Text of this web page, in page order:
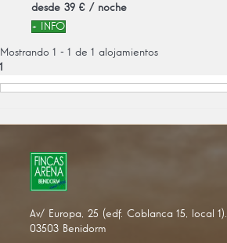
desde 39 € / noche
+ INFO
Mostrando 1 - 1 de 1 alojamientos
1
Av/ Europa, 25 (edf. Coblanca 15, local 1).
03503 Benidorm